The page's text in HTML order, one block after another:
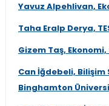
Yavuz Alpehlivan,
Taha Eralp Derya,
Gizem Taş,
Can İğdebeli,
Binghamton